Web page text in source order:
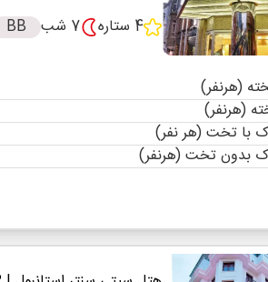
4 ستاره
7 شب BB
با تخت (هر نفر)
بدون تخت (هرنفر)